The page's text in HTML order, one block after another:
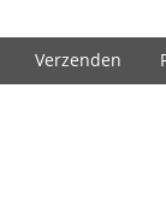
Verzenden